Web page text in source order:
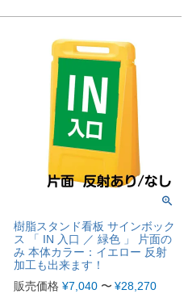
樹脂スタンド看板 サインボック
ス 「 IN 入口 ／ 緑色 」 片面の
み 本体カラー：イエロー 反射
加工も出来ます！
販売価格 ¥7,040 〜 ¥28,270